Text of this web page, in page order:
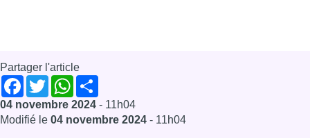
Partager l'article
Facebook
TwitterWhatsApp
04 novembre 2024 - 11h04
Modifié le 04 novembre 2024 - 11h04